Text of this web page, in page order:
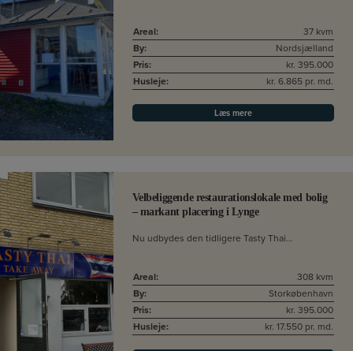
Areal:
37 kvm
By:
Nordsjælland
Pris:
kr. 395.000
Husleje:
kr. 6.865 pr. md.
Læs mere
Velbeliggende restaurationslokale med bolig
– markant placering i Lynge
Nu udbydes den tidligere Tasty Thai…
Areal:
308 kvm
By:
Storkøbenhavn
Pris:
kr. 395.000
Husleje:
kr. 17.550 pr. md.